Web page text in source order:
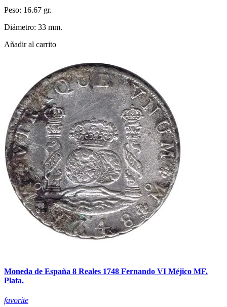
Peso: 16.67 gr.
Diámetro: 33 mm.
Añadir al carrito
Moneda de España 8 Reales 1748 Fernando VI Méjico MF.
Plata.
favorite